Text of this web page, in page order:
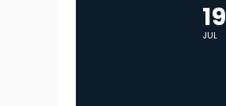
19
JUL